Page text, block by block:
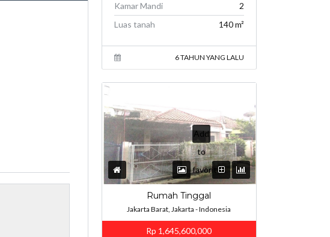
Kamar Mandi
2
Luas tanah
140 m²
6 TAHUN YANG LALU
Add
to
favorites
Rumah Tinggal
Jakarta Barat, Jakarta - Indonesia
Rp 1,645,600,000